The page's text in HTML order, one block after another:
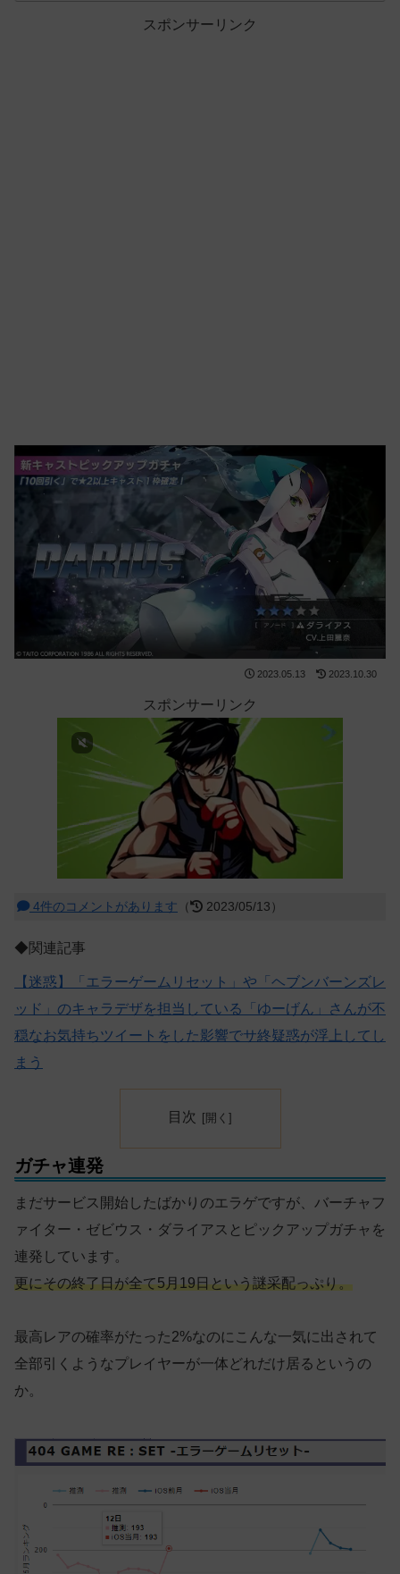
スポンサーリンク
2023.05.13 2023.10.30
スポンサーリンク
4件のコメントがあります （ 2023/05/13）
◆関連記事
【迷惑】「エラーゲームリセット」や「ヘブンバーンズレ
ッド」のキャラデザを担当している「ゆーげん」さんが不
穏なお気持ちツイートをした影響でサ終疑惑が浮上してし
まう
目次
ガチャ連発
まだサービス開始したばかりのエラゲですが、バーチャフ
ァイター・ゼビウス・ダライアスとピックアップガチャを
連発しています。
更にその終了日が全て5月19日という謎采配っぷり。
最高レアの確率がたった2%なのにこんな一気に出されて
全部引くようなプレイヤーが一体どれだけ居るというの
か。